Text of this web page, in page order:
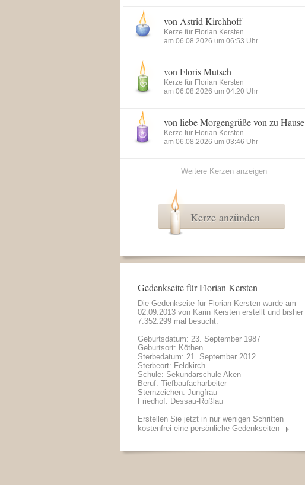
von Astrid Kirchhoff
Kerze für Florian Kersten
am 06.08.2026 um 06:53 Uhr
von Floris Mutsch
Kerze für Florian Kersten
am 06.08.2026 um 04:20 Uhr
von liebe Morgengrüße von zu Hause
Kerze für Florian Kersten
am 06.08.2026 um 03:46 Uhr
Weitere Kerzen anzeigen
Kerze anzünden
Gedenkseite für Florian Kersten
Die Gedenkseite für Florian Kersten wurde am
02.09.2013 von Karin Kersten erstellt und bisher
7.352.299 mal besucht.
Geburtsdatum: 23. September 1987
Geburtsort: Köthen
Sterbedatum: 21. September 2012
Sterbeort: Feldkirch
Schule: Sekundarschule Aken
Beruf: Tiefbaufacharbeiter
Sternzeichen: Jungfrau
Friedhof: Dessau-Roßlau
Erstellen Sie jetzt in nur wenigen Schritten
kostenfrei eine persönliche Gedenkseiten